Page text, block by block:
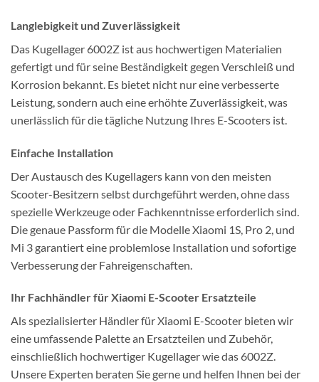
Langlebigkeit und Zuverlässigkeit
Das Kugellager 6002Z ist aus hochwertigen Materialien
gefertigt und für seine Beständigkeit gegen Verschleiß und
Korrosion bekannt. Es bietet nicht nur eine verbesserte
Leistung, sondern auch eine erhöhte Zuverlässigkeit, was
unerlässlich für die tägliche Nutzung Ihres E-Scooters ist.
Einfache Installation
Der Austausch des Kugellagers kann von den meisten
Scooter-Besitzern selbst durchgeführt werden, ohne dass
spezielle Werkzeuge oder Fachkenntnisse erforderlich sind.
Die genaue Passform für die Modelle Xiaomi 1S, Pro 2, und
Mi 3 garantiert eine problemlose Installation und sofortige
Verbesserung der Fahreigenschaften.
Ihr Fachhändler für Xiaomi E-Scooter Ersatzteile
Als spezialisierter Händler für Xiaomi E-Scooter bieten wir
eine umfassende Palette an Ersatzteilen und Zubehör,
einschließlich hochwertiger Kugellager wie das 6002Z.
Unsere Experten beraten Sie gerne und helfen Ihnen bei der